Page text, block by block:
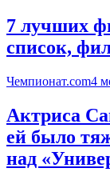
7 лучших
список,
Чемпионат.com4
Актриса
ей было
над